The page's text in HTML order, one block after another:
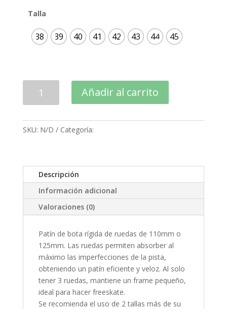
$149.990.$129.990.
Talla
38 39 40 41 42 43 44 45
Triskate
Black
Ruedas
Añadir al carrito
SKU: N/D Categoría:
Descripción
Información adicional
Valoraciones (0)
Patín de bota rígida de ruedas de 110mm o
125mm. Las ruedas permiten absorber al
máximo las imperfecciones de la pista,
obteniendo un patín eficiente y veloz. Al solo
tener 3 ruedas, mantiene un frame pequeño,
ideal para hacer freeskate.
Se recomienda el uso de 2 tallas más de su